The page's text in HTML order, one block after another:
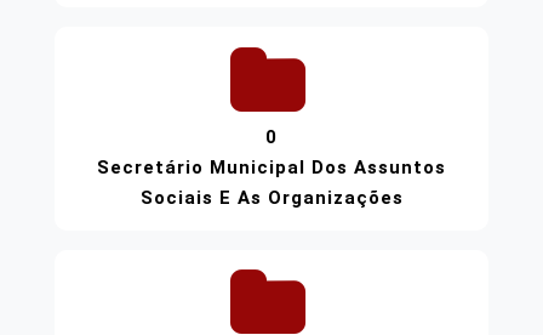
0
Secretário Municipal Dos Assuntos
Sociais E As Organizações